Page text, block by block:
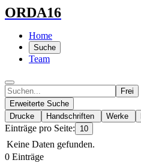
ORDA16
Home
Suche
Team
Frei
Erweiterte Suche
Drucke
Handschriften Werke
Einträge pro Seite: 10
Keine Daten gefunden.
0 Einträge